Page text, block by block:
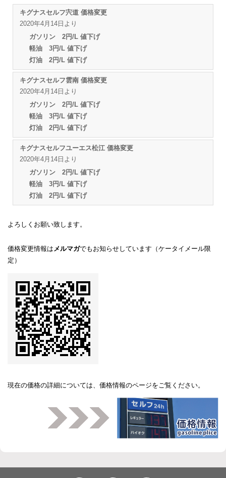
キグナスセルフ宍道 価格変更
2020年4月14日より
ガソリン 2円/L 値下げ
軽油 3円/L 値下げ
灯油 2円/L 値下げ
キグナスセルフ雲南 価格変更
2020年4月14日より
ガソリン 2円/L 値下げ
軽油 3円/L 値下げ
灯油 2円/L 値下げ
キグナスセルフユーエス松江 価格変更
2020年4月14日より
ガソリン 2円/L 値下げ
軽油 3円/L 値下げ
灯油 2円/L 値下げ
よろしくお願い致します。
価格変更情報はメルマガでもお知らせしています（ケータイメール限
定）
現在の価格の詳細については、 価格情報のページをご覧ください。